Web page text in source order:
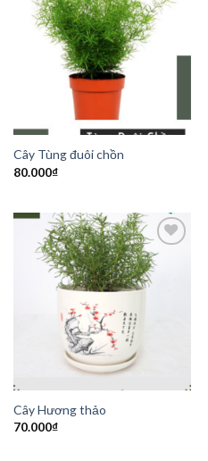
Add to
Cây Tùng đuôi chồn
80.000₫
Add to
Cây Hương thảo
70.000₫